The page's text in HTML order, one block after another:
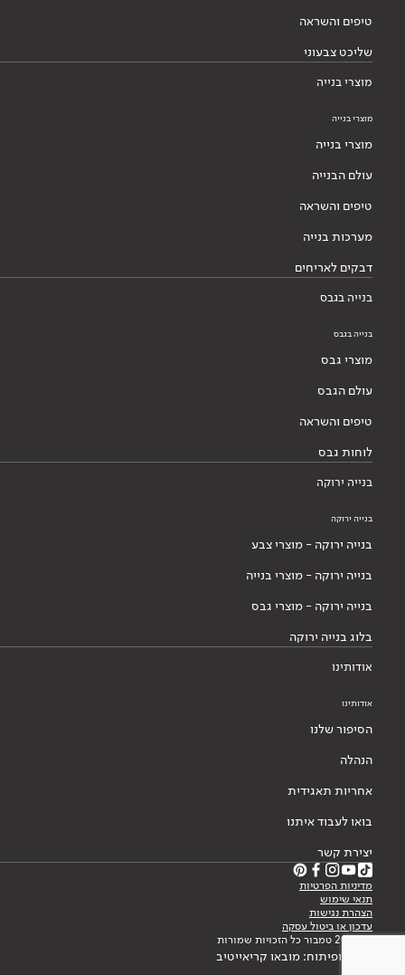
טיפים והשראה
שליכט צבעוני
מוצרי בנייה
מוצרי בנייה
מוצרי בנייה
עולם הבנייה
טיפים והשראה
מערכות בנייה
דבקים לאריחים
בנייה בגבס
בנייה בגבס
מוצרי גבס
עולם הגבס
טיפים והשראה
לוחות גבס
בנייה ירוקה
בנייה ירוקה
בנייה ירוקה - מוצרי צבע
בנייה ירוקה - מוצרי בנייה
בנייה ירוקה - מוצרי גבס
בלוג בנייה ירוקה
אודותינו
אודותינו
הסיפור שלנו
הנהלה
אחריות תאגידית
בואו לעבוד איתנו
יצירת קשר
מדיניות הפרטיות
תנאי שימוש
הצהרת נגישות
עדכון או ביטול עסקה
© 2026 טמבור כל הזכויות שמורות
עיצוב ופיתוח: מובאו קריאייטיב